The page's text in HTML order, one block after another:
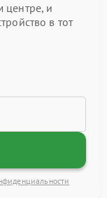
центре, и
в тот